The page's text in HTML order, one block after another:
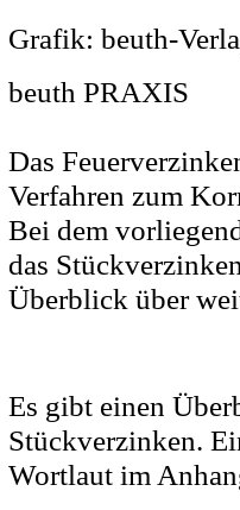
Grafik: beuth-
beuth PRAXIS
Das
Verfahren zum
Bei dem
das
Überblick über
Es gibt einen
Stückverzinken.
Wortlaut im